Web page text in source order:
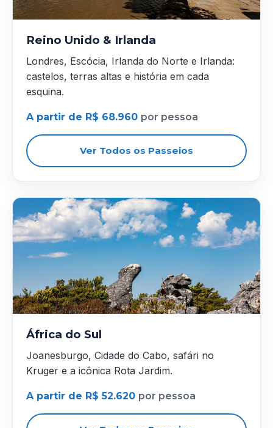
Reino Unido & Irlanda
Londres, Escócia, Irlanda do Norte e Irlanda:
castelos, terras altas e história em cada
esquina.
A partir de R$ 68.960 por pessoa
Ver Todos os Passeios
África do Sul
Joanesburgo, Cidade do Cabo, safári no
Kruger e a icônica Rota Jardim.
A partir de R$ 52.620 por pessoa